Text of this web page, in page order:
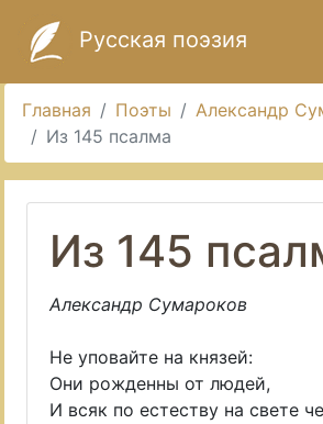
Русская поэзия
Главная Поэты
Александр
Из 145 псалма
Из 145
Александр Сумароков
Не уповайте на князей:
Они рожденны от людей,
И всяк по естеству на свете